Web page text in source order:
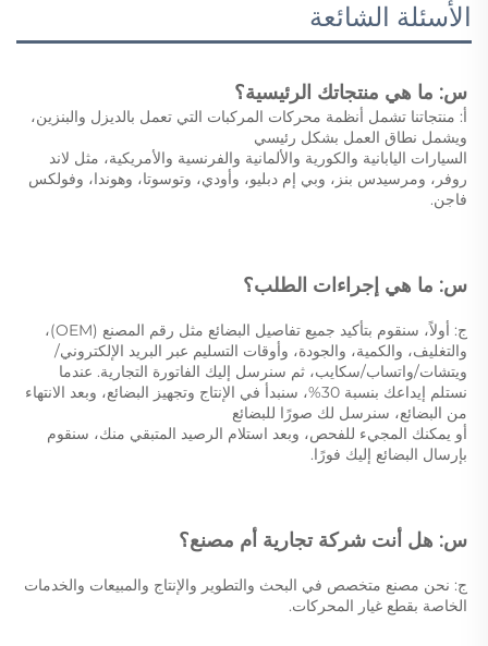
الأسئلة الشائعة
س: ما هي منتجاتك الرئيسية؟
ويشمل نطاق العمل بشكل رئيسي
فاجن.
س: ما هي إجراءات الطلب؟
والتغليف، والكمية، والجودة، وأوقات التسليم عبر البريد الإلكتروني/
ويتشات/واتساب/سكايب، ثم سنرسل إليك الفاتورة التجارية. عندما
من البضائع، سنرسل لك صورًا للبضائع
بإرسال البضائع إليك فورًا.
س: هل أنت شركة تجارية أم مصنع؟
الخاصة بقطع غيار المحركات.